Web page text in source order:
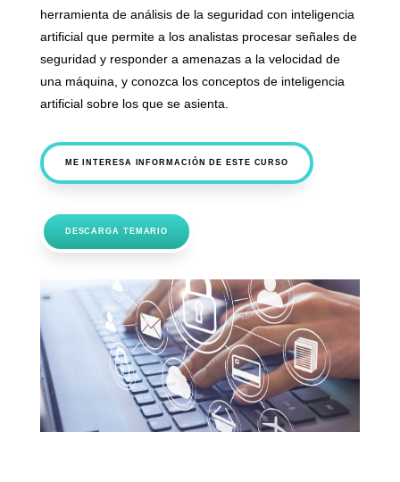
herramienta de análisis de la seguridad con inteligencia
artificial que permite a los analistas procesar señales de
seguridad y responder a amenazas a la velocidad de
una máquina, y conozca los conceptos de inteligencia
artificial sobre los que se asienta.
ME INTERESA INFORMACIÓN DE ESTE CURSO
DESCARGA TEMARIO